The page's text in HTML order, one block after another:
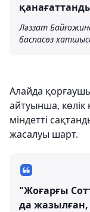
Ләззат
баспасөз
Алайда
айтуынша, көлік
міндетті
жасалуы шарт.
"Жоғарғы
да жазылған,